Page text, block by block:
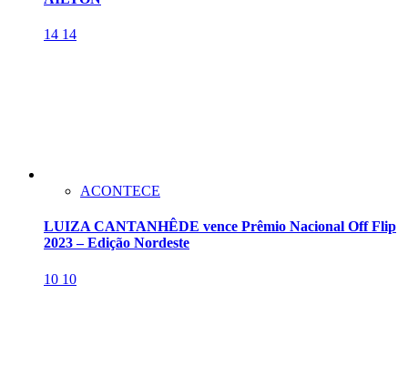
14 14
ACONTECE
LUIZA CANTANHÊDE vence Prêmio Nacional Off Flip
2023 – Edição Nordeste
10 10